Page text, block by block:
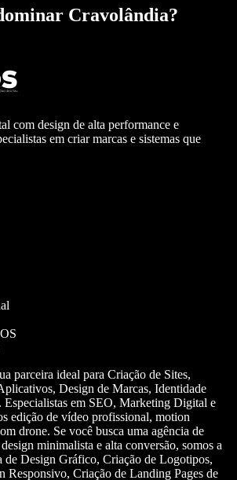
Cravolândia?
com design de alta performance e
em criar marcas e sistemas que
parceira ideal para Criação de Sites,
Design de Marcas, Identidade
em SEO, Marketing Digital e
edição de vídeo profissional, motion
drone. Se você busca uma agência de
minimalista e alta conversão, somos a
de Design Gráfico, Criação de Logotipos,
Responsivo, Criação de Landing Pages de